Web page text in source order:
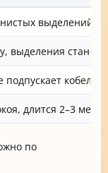
выделений,
выделения
подпускает
длится 2–3
по